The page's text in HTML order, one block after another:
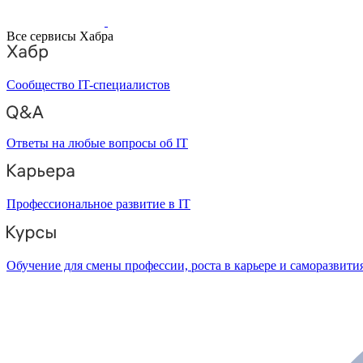
Все сервисы Хабра
Сообщество IT-специалистов
Ответы на любые вопросы об IT
Профессиональное развитие в IT
Обучение для смены профессии, роста в карьере и